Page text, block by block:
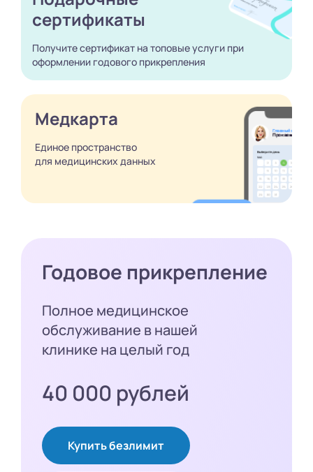
сертификаты
Получите сертификат на топовые услуги при
оформлении годового прикрепления
Медкарта
Единое пространство
для медицинских данных
Годовое прикрепление
Полное медицинское
обслуживание в нашей
клинике на целый год
40 000 рублей
Купить безлимит